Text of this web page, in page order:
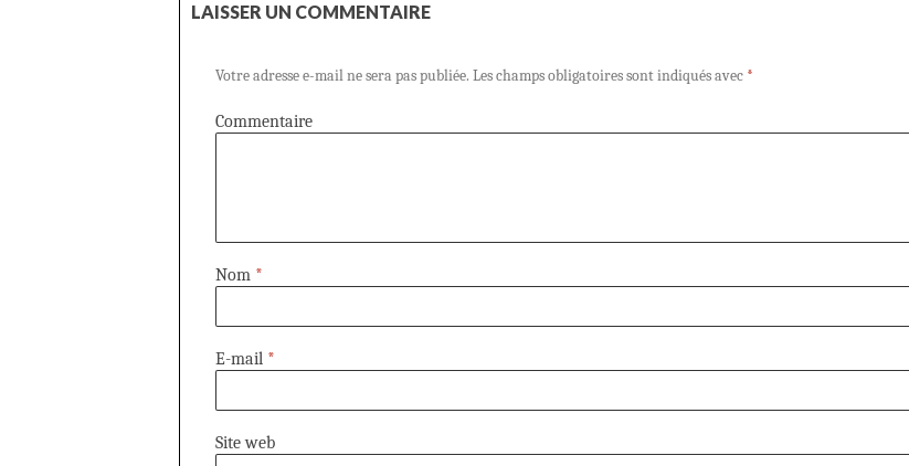
LAISSER UN COMMENTAIRE
Votre adresse e-mail ne sera pas publiée. Les champs obligatoires sont indiqués avec *
Commentaire
Nom *
E-mail *
Site web